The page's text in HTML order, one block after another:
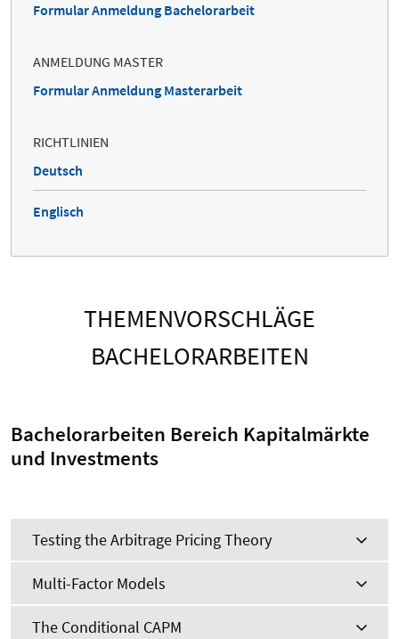
Formular Anmeldung Bachelorarbeit
ANMELDUNG MASTER
Formular Anmeldung Masterarbeit
RICHTLINIEN
Deutsch
Englisch
THEMENVORSCHLÄGE
BACHELORARBEITEN
Bachelorarbeiten Bereich Kapitalmärkte
und Investments
Testing the Arbitrage Pricing Theory
Multi-Factor Models
The Conditional CAPM